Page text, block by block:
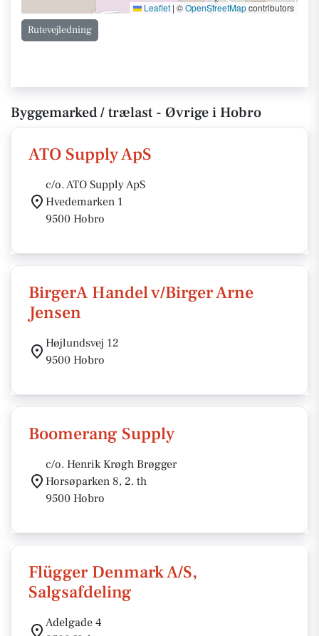
Leaflet | ©OpenStreetMapcontributors
Rutevejledning
Byggemarked / trælast - Øvrige i Hobro
ATO Supply ApS
c/o. ATO Supply ApS
Hvedemarken 1
9500 Hobro
BirgerA Handel v/Birger Arne
Jensen
Højlundsvej 12
9500 Hobro
Boomerang Supply
c/o. Henrik Krøgh Brøgger
Horsøparken 8, 2. th
9500 Hobro
Flügger Denmark A/S,
Salgsafdeling
Adelgade 4